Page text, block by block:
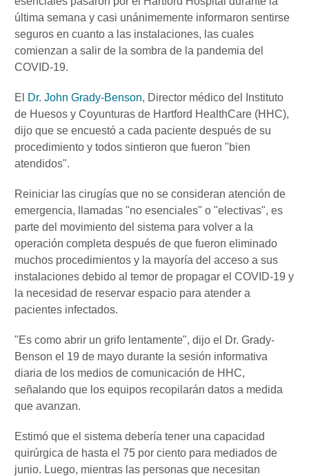
última semana y casi unánimemente informaron sentirse
seguros en cuanto a las instalaciones, las cuales
comienzan a salir de la sombra de la pandemia del
COVID-19.
El Dr. John Grady-Benson, Director médico del Instituto
de Huesos y Coyunturas de Hartford HealthCare (HHC),
dijo que se encuestó a cada paciente después de su
procedimiento y todos sintieron que fueron "bien
atendidos".
Reiniciar las cirugías que no se consideran atención de
emergencia, llamadas "no esenciales" o "electivas", es
parte del movimiento del sistema para volver a la
operación completa después de que fueron eliminado
muchos procedimientos y la mayoría del acceso a sus
instalaciones debido al temor de propagar el COVID-19 y
la necesidad de reservar espacio para atender a
pacientes infectados.
"Es como abrir un grifo lentamente", dijo el Dr. Grady-
Benson el 19 de mayo durante la sesión informativa
diaria de los medios de comunicación de HHC,
señalando que los equipos recopilarán datos a medida
que avanzan.
Estimó que el sistema debería tener una capacidad
quirúrgica de hasta el 75 por ciento para mediados de
junio. Luego, mientras las personas que necesitan